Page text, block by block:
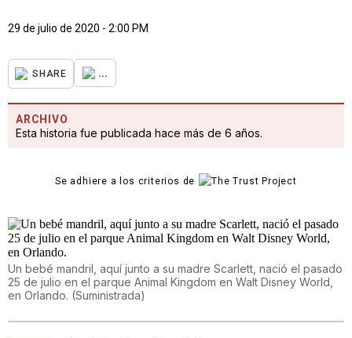
29 de julio de 2020 - 2:00 PM
SHARE ...
ARCHIVO
Esta historia fue publicada hace más de 6 años.
Se adhiere a los criterios de
Un bebé mandril, aquí junto a su madre Scarlett, nació el pasado
25 de julio en el parque Animal Kingdom en Walt Disney World,
en Orlando. (Suministrada)